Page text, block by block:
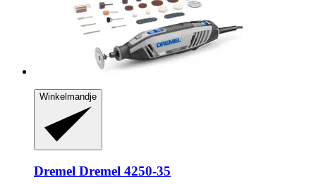
Winkelmandje
Dremel Dremel 4250-​35